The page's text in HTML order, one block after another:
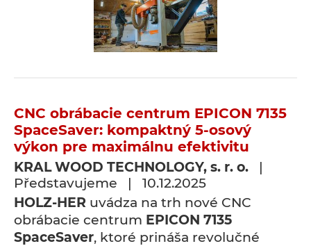
CNC obrábacie centrum EPICON 7135
SpaceSaver: kompaktný 5-osový
výkon pre maximálnu efektivitu
KRAL WOOD TECHNOLOGY, s. r. o. |
Představujeme | 10.12.2025
HOLZ-HER uvádza na trh nové CNC
obrábacie centrum EPICON 7135
SpaceSaver, ktoré prináša revolučné